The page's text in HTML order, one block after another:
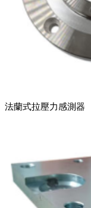
法蘭式拉壓力感測器